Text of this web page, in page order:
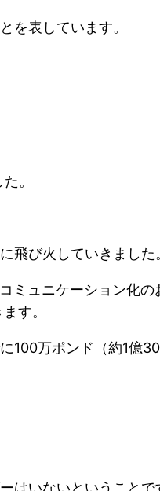
を表しています。
。
飛び火していきました
ュニケーション化の
す。
100万ポンド（約1億
はいないということ